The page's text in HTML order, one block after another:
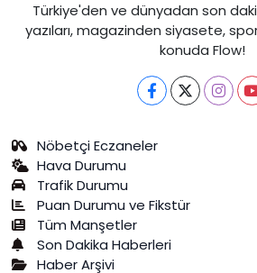
Türkiye'den ve dünyadan son
yazıları, magazinden siyasete,
konuda Flow!
Nöbetçi Eczaneler
Hava Durumu
Trafik Durumu
Puan Durumu ve Fikstür
Tüm Manşetler
Son Dakika Haberleri
Haber Arşivi